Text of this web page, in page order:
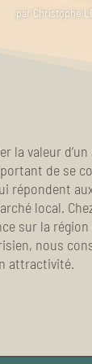
par Christophe
la valeur
de se
répondent
local.
sur la
nous
attractivité.